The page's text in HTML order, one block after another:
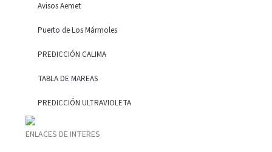
Avisos Aemet
Puerto de Los Mármoles
PREDICCIÓN CALIMA
TABLA DE MAREAS
PREDICCIÓN ULTRAVIOLETA
ENLACES DE INTERES